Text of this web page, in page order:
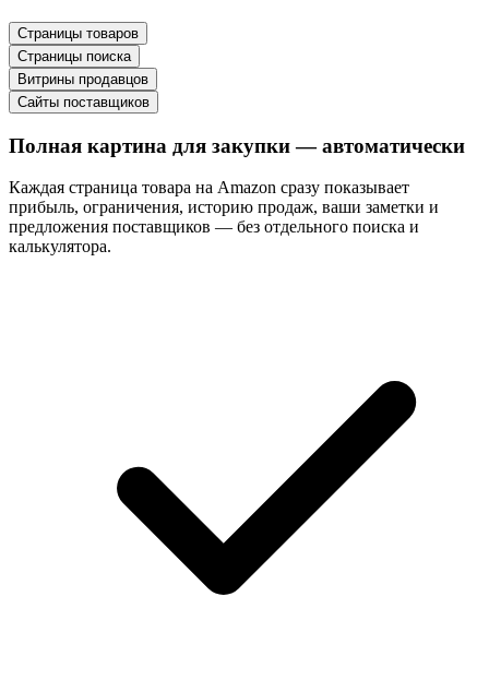
Страницы товаров
Страницы поиска
Витрины продавцов
Сайты поставщиков
Полная картина для закупки — автоматически
Каждая страница товара на Amazon сразу показывает
прибыль, ограничения, историю продаж, ваши заметки и
предложения поставщиков — без отдельного поиска и
калькулятора.